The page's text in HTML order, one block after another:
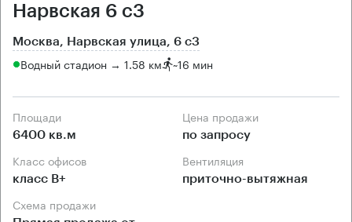
Нарвская 6 с3
Москва, Нарвская улица, 6 с3
Водный стадион → 1.58 км ~16 мин
Площади
6400 кв.м
Цена продажи
по запросу
Класс офисов
класс B+
Вентиляция
приточно-вытяжная
Схема продажи